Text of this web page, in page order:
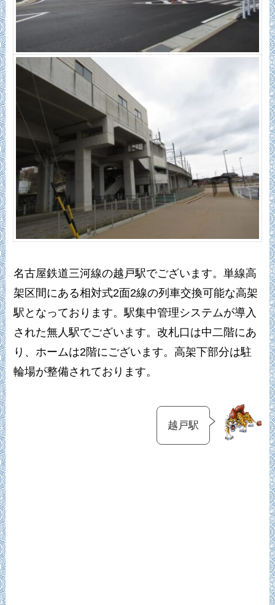
名古屋鉄道三河線の越戸駅でございます。単線高
架区間にある相対式2面2線の列車交換可能な高架
駅となっております。駅集中管理システムが導入
された無人駅でございます。改札口は中二階にあ
り、ホームは2階にございます。高架下部分は駐
輪場が整備されております。
越戸駅